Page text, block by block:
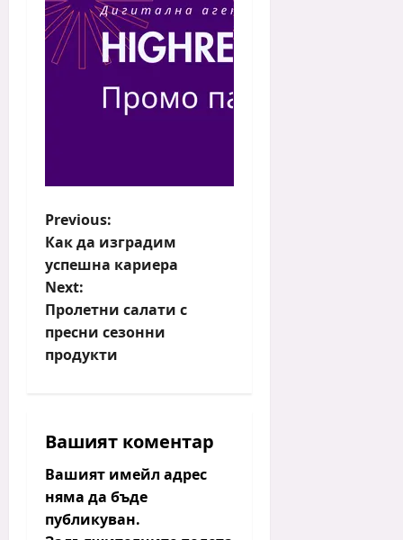
P
o
s
t
n
a
a
t
i
o
Previous:
Как да изградим
успешна кариера
Next:
Пролетни салати с
пресни сезонни
продукти
Вашият коментар
Вашият имейл адрес
няма да бъде
публикуван.